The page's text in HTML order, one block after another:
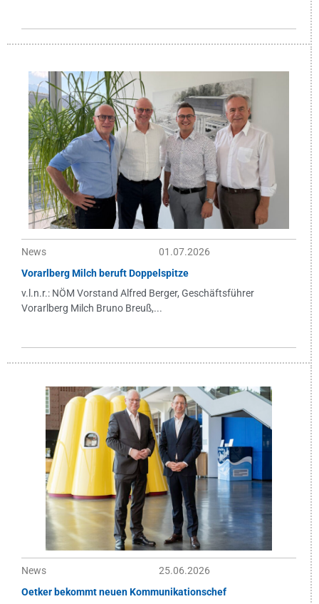
News
01.07.2026
Vorarlberg Milch beruft Doppelspitze
v.l.n.r.: NÖM Vorstand Alfred Berger, Geschäftsführer
Vorarlberg Milch Bruno Breuß,...
News
25.06.2026
Oetker bekommt neuen Kommunikationschef